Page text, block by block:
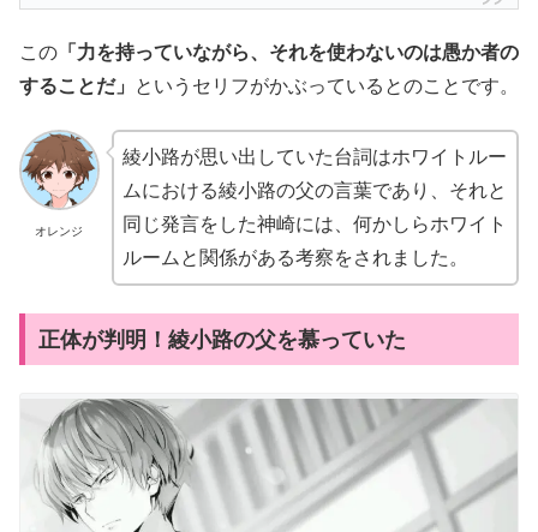
この 「力を持っていながら、それを使わないのは愚か者の
することだ」
というセリフがかぶっているとのことです。
オレンジ
綾小路が思い出していた台詞はホワイトルー
ムにおける綾小路の父の言葉であり、それと
同じ発言をした神崎には、何かしらホワイト
ルームと関係がある考察をされました。
正体が判明！綾小路の父を慕っていた